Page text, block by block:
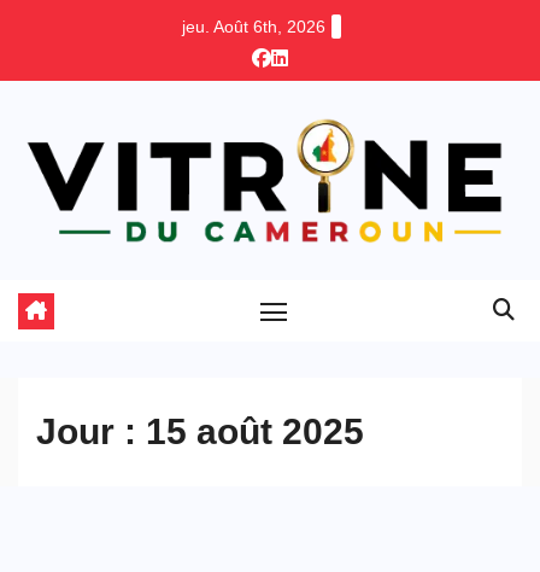
jeu. Août 6th, 2026
Jour : 15 août 2025